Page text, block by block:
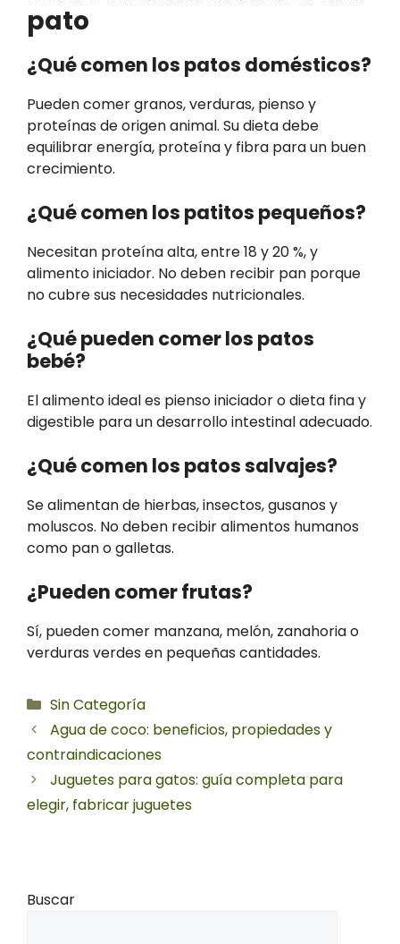
pato
¿Qué comen los patos domésticos?
Pueden comer granos, verduras, pienso y
proteínas de origen animal. Su dieta debe
equilibrar energía, proteína y fibra para un buen
crecimiento.
¿Qué comen los patitos pequeños?
Necesitan proteína alta, entre 18 y 20 %, y
alimento iniciador. No deben recibir pan porque
no cubre sus necesidades nutricionales.
¿Qué pueden comer los patos
bebé?
El alimento ideal es pienso iniciador o dieta fina y
digestible para un desarrollo intestinal adecuado.
¿Qué comen los patos salvajes?
Se alimentan de hierbas, insectos, gusanos y
moluscos. No deben recibir alimentos humanos
como pan o galletas.
¿Pueden comer frutas?
Sí, pueden comer manzana, melón, zanahoria o
verduras verdes en pequeñas cantidades.
Categorías
Sin Categoría
Agua de coco: beneficios, propiedades y
contraindicaciones
Juguetes para gatos: guía completa para
elegir, fabricar juguetes
Buscar